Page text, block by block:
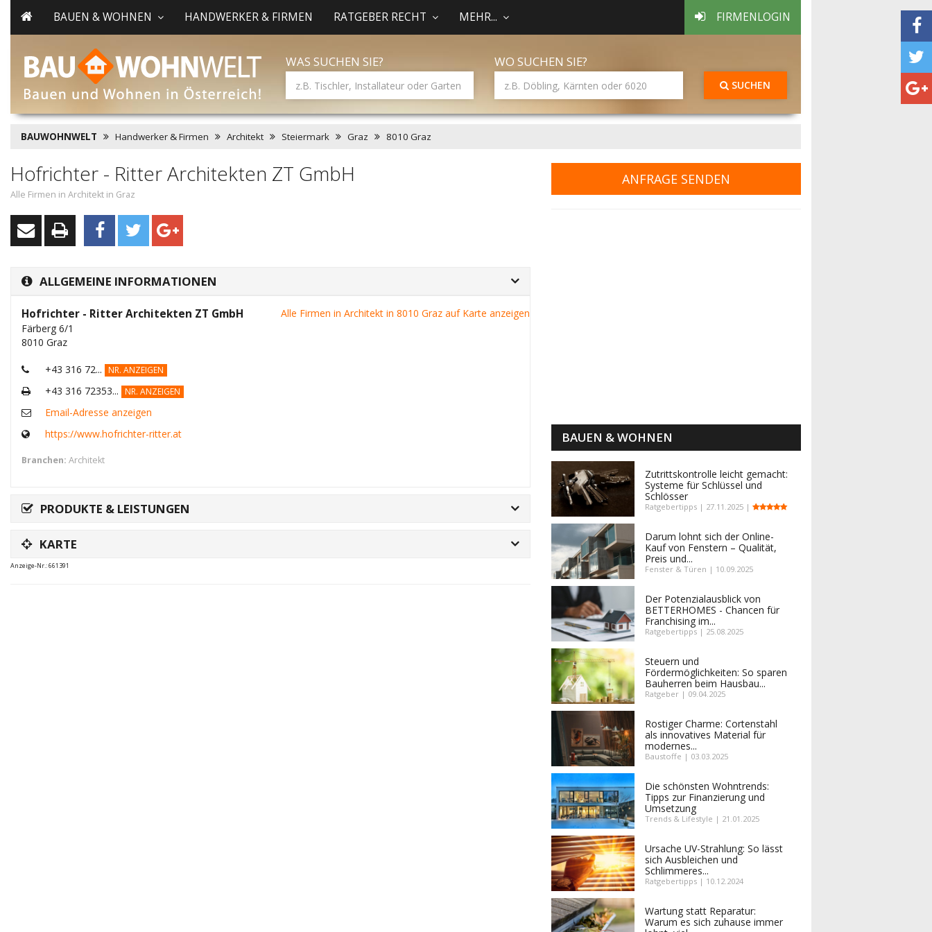
BAUEN & WOHNEN HANDWERKER & FIRMEN RATGEBER RECHT MEHR... FIRMENLOGIN
WAS SUCHEN SIE? WO SUCHEN SIE?
SUCHEN
BAUWOHNWELT Handwerker & Firmen Architekt Steiermark Graz 8010 Graz
Hofrichter - Ritter Architekten ZT GmbH
Alle Firmen in Architekt in Graz
ALLGEMEINE INFORMATIONEN
Alle Firmen in Architekt in 8010 Graz auf Karte anzeigen
Hofrichter - Ritter Architekten ZT GmbH
Färberg 6/1
8010 Graz
+43 316 72... NR. ANZEIGEN
+43 316 72353... NR. ANZEIGEN
Email-Adresse anzeigen
https://www.hofrichter-ritter.at
Branchen: Architekt
PRODUKTE & LEISTUNGEN
KARTE
Anzeige-Nr.: 661391
ANFRAGE SENDEN
BAUEN & WOHNEN
Zutrittskontrolle leicht gemacht:
Systeme für Schlüssel und
Schlösser
Ratgebertipps | 27.11.2025 |
Darum lohnt sich der Online-
Kauf von Fenstern – Qualität,
Preis und...
Fenster & Türen | 10.09.2025
Der Potenzialausblick von
BETTERHOMES - Chancen für
Franchising im...
Ratgebertipps | 25.08.2025
Steuern und
Fördermöglichkeiten: So sparen
Bauherren beim Hausbau...
Ratgeber | 09.04.2025
Rostiger Charme: Cortenstahl
als innovatives Material für
modernes...
Baustoffe | 03.03.2025
Die schönsten Wohntrends:
Tipps zur Finanzierung und
Umsetzung
Trends & Lifestyle | 21.01.2025
Ursache UV-Strahlung: So lässt
sich Ausbleichen und
Schlimmeres...
Ratgebertipps | 10.12.2024
Wartung statt Reparatur:
Warum es sich zuhause immer